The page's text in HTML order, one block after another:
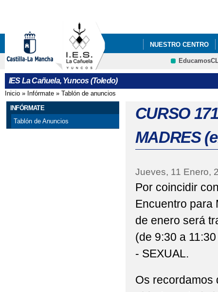
NUESTRO CENTRO
CURSO 1516:
CURSO 1617: JUNIO,
CURSO 22_23:
CURSO 1617:
PROGRAMA ORIENTA
VI PLAN DE ÉXITO
IES La Cañuela, Yuncos (Toledo)
Se encuentra usted aquí
Inicio » Infórmate » Tablón de anuncios
INFÓRMATE
Tablón de Anuncios
CURSO
MADRES
Jueves, 11 Enero,
Por coincidir
Encuentro para
de enero será
(de 9:30 a
- SEXUAL.
Os recordamos